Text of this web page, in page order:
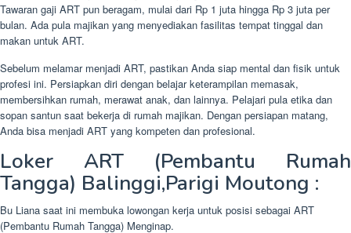
Tawaran gaji ART pun beragam, mulai dari Rp 1 juta hingga Rp 3 juta per
bulan. Ada pula majikan yang menyediakan fasilitas tempat tinggal dan
makan untuk ART.
Sebelum melamar menjadi ART, pastikan Anda siap mental dan fisik untuk
profesi ini. Persiapkan diri dengan belajar keterampilan memasak,
membersihkan rumah, merawat anak, dan lainnya. Pelajari pula etika dan
sopan santun saat bekerja di rumah majikan. Dengan persiapan matang,
Anda bisa menjadi ART yang kompeten dan profesional.
Loker ART (Pembantu Rumah
Tangga) Balinggi,Parigi Moutong :
Bu Liana saat ini membuka lowongan kerja untuk posisi sebagai ART
(Pembantu Rumah Tangga) Menginap.